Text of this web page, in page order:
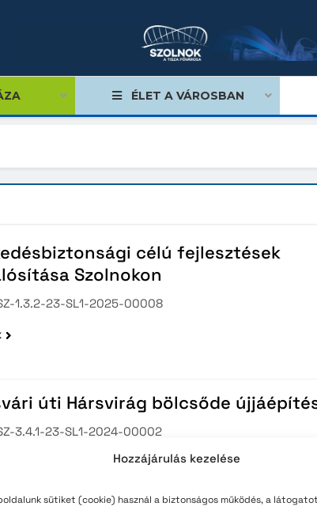
Hozzájárulás kezelése
sütiket (cookie) használ a biztonságos működés, a
Uniós projekt
Térségi Hulladékgazdálkodási Társulás
stratégiai tervek
ÉLET A VÁROSBAN
célú fejlesztések
Szolnokon
1.3.2-23-SL1-2025-00008
úti Hársvirág bölcsőde
3.4.1-23-SL1-2024-00002